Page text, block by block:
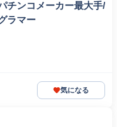
チンコメーカー最大手/
ラマー
気になる